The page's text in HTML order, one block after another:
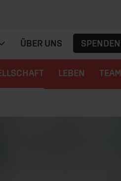
ÜBER UNS SPENDEN
LEBEN TEAM